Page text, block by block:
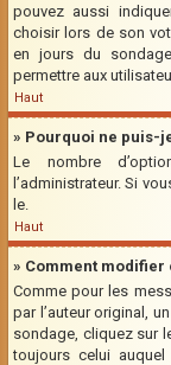
pouvez aussi
choisir lors de son
en jours du
permettre aux
Haut
» Pourquoi ne puis-
Le nombre
l’administrateur. Si
le.
Haut
» Comment modifier
Comme pour les
par l’auteur original,
sondage, cliquez sur
toujours celui